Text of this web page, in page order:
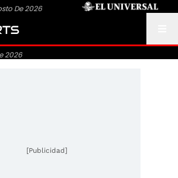
De 2026
2026
[Publicidad]